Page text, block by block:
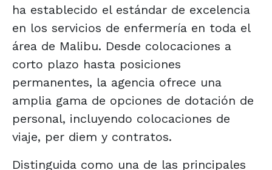
ha establecido el estándar de excelencia
en los servicios de enfermería en toda el
área de Malibu. Desde colocaciones a
corto plazo hasta posiciones
permanentes, la agencia ofrece una
amplia gama de opciones de dotación de
personal, incluyendo colocaciones de
viaje, per diem y contratos.
Distinguida como una de las principales